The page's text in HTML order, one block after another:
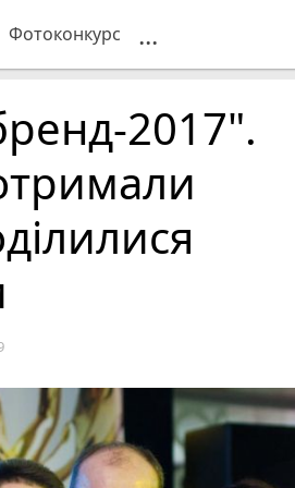
Фотоконкурс ...
2017".